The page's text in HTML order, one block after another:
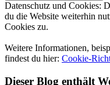
Datenschutz und Cookies:
du die Website weiterhin
Cookies zu.
Weitere Informationen,
findest du hier: Cookie-
Dieser Blog enthält